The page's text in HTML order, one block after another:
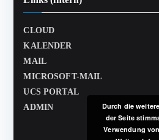
CLOUD
KALENDER
MAIL
MICROSOFT-MAIL
UCS PORTAL
ADMIN
Durch die
der Seite
Verwendung